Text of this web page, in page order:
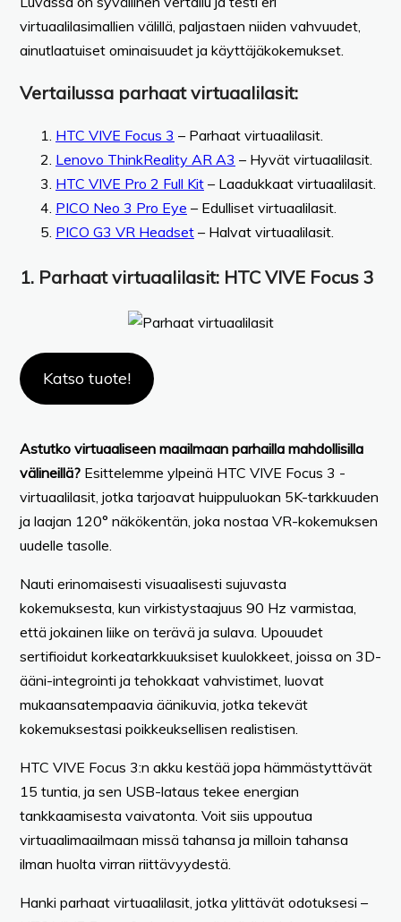
virtuaalilasimallien välillä, paljastaen niiden vahvuudet,
ainutlaatuiset ominaisuudet ja käyttäjäkokemukset.
Vertailussa parhaat virtuaalilasit:
HTC VIVE Focus 3 – Parhaat virtuaalilasit.
Lenovo ThinkReality AR A3 – Hyvät virtuaalilasit.
HTC VIVE Pro 2 Full Kit – Laadukkaat virtuaalilasit.
PICO Neo 3 Pro Eye – Edulliset virtuaalilasit.
PICO G3 VR Headset – Halvat virtuaalilasit.
1. Parhaat virtuaalilasit: HTC VIVE Focus 3
Katso tuote!
Astutko virtuaaliseen maailmaan parhailla mahdollisilla
välineillä? Esittelemme ylpeinä HTC VIVE Focus 3 -
virtuaalilasit, jotka tarjoavat huippuluokan 5K-tarkkuuden
ja laajan 120° näkökentän, joka nostaa VR-kokemuksen
uudelle tasolle.
Nauti erinomaisesti visuaalisesti sujuvasta
kokemuksesta, kun virkistystaajuus 90 Hz varmistaa,
että jokainen liike on terävä ja sulava. Upouudet
sertifioidut korkeatarkkuuksiset kuulokkeet, joissa on 3D-
ääni-integrointi ja tehokkaat vahvistimet, luovat
mukaansatempaavia äänikuvia, jotka tekevät
kokemuksestasi poikkeuksellisen realistisen.
HTC VIVE Focus 3:n akku kestää jopa hämmästyttävät
15 tuntia, ja sen USB-lataus tekee energian
tankkaamisesta vaivatonta. Voit siis uppoutua
virtuaalimaailmaan missä tahansa ja milloin tahansa
ilman huolta virran riittävyydestä.
Hanki parhaat virtuaalilasit, jotka ylittävät odotuksesi –